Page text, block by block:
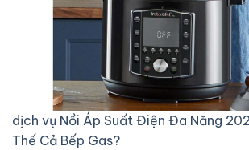
dịch vụ Nồi Áp Suất Điện Đa Năng
Thế Cả Bếp Gas?